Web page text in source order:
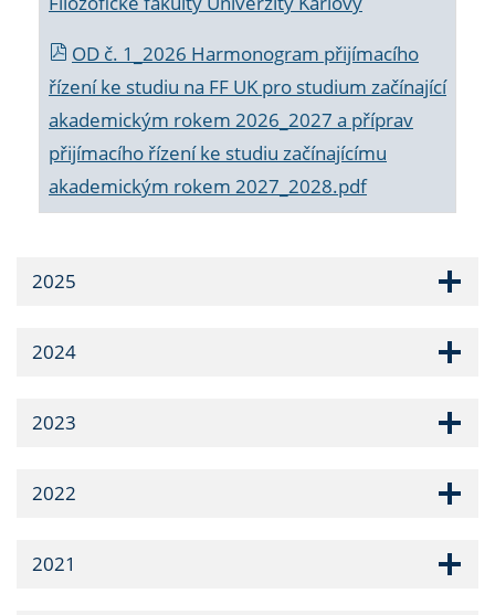
OD č. 1_2026 Harmonogram přijímacího
řízení ke studiu na FF UK pro studium začínající
akademickým rokem 2026_2027 a příprav
přijímacího řízení ke studiu začínajícímu
akademickým rokem 2027_2028.pdf
2025
2024
2023
2022
2021